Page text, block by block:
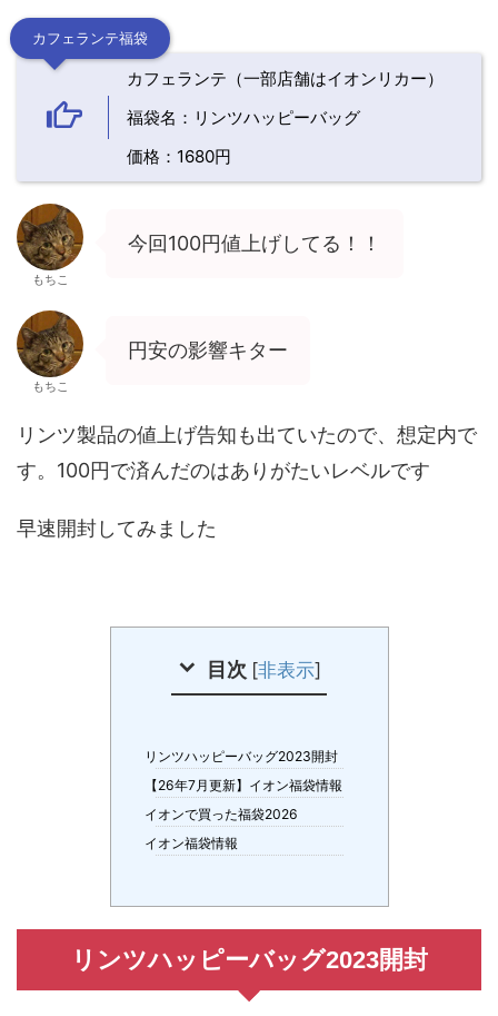
カフェランテ福袋
カフェランテ（一部店舗はイオンリカー）
福袋名：リンツハッピーバッグ
価格：1680円
もちこ
今回100円値上げしてる！！
もちこ
円安の影響キター
リンツ製品の値上げ告知も出ていたので、想定内で
す。100円で済んだのはありがたいレベルです
早速開封してみました
目次 [非表示]
リンツハッピーバッグ2023開封
【26年7月更新】イオン福袋情報
イオンで買った福袋2026
イオン福袋情報
リンツハッピーバッグ2023開封